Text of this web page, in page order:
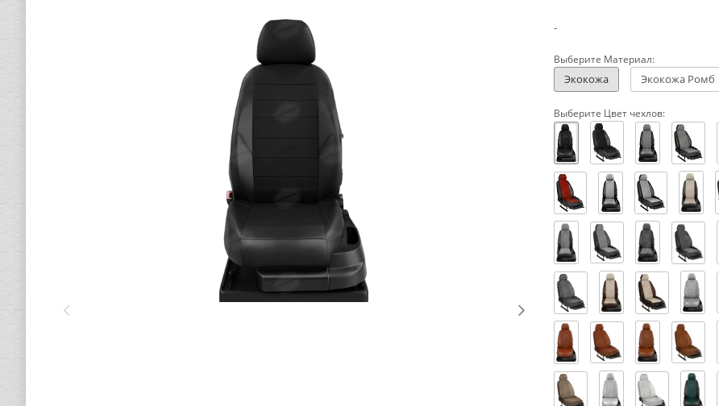
-
Выберите Материал:
Экокожа Экокожа Ромб
Выберите Цвет чехлов: